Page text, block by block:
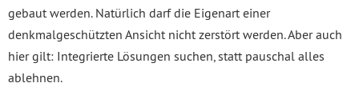
gebaut werden. Natürlich darf die Eigenart einer
denkmalgeschützten Ansicht nicht zerstört werden. Aber auch
hier gilt: Integrierte Lösungen suchen, statt pauschal alles
ablehnen.